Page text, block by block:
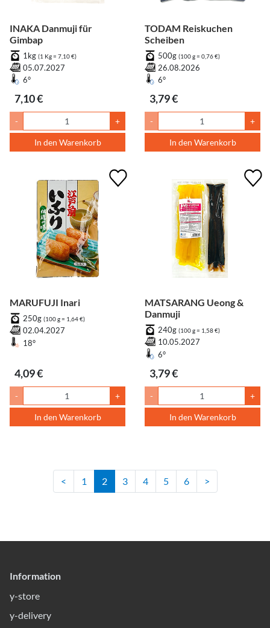
INAKA Danmuji für
Gimbap
1kg (1 Kg = 7,10 €)
05.07.2027
6°
7,10 €
- +
In den Warenkorb
TODAM Reiskuchen
Scheiben
500g (100 g = 0,76 €)
26.08.2026
6°
3,79 €
- +
In den Warenkorb
MARUFUJI Inari
250g (100 g = 1,64 €)
02.04.2027
18°
4,09 €
- +
In den Warenkorb
MATSARANG Ueong &
Danmuji
240g (100 g = 1,58 €)
10.05.2027
6°
3,79 €
- +
In den Warenkorb
< 1 2 3 4 5 6 >
Information
y-store
y-delivery